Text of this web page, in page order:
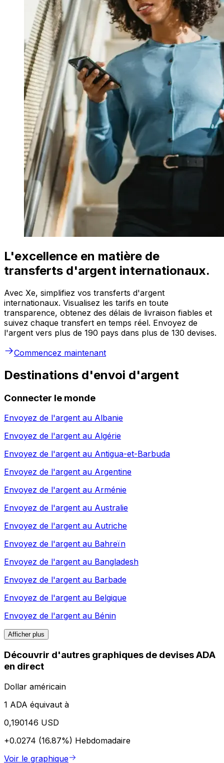
L'excellence en matière de
transferts d'argent internationaux.
Avec Xe, simplifiez vos transferts d'argent
internationaux. Visualisez les tarifs en toute
transparence, obtenez des délais de livraison fiables et
suivez chaque transfert en temps réel. Envoyez de
l'argent vers plus de 190 pays dans plus de 130 devises.
Commencez maintenant
Destinations d'envoi d'argent
Connecter le monde
Envoyez de l'argent au Albanie
Envoyez de l'argent au Algérie
Envoyez de l'argent au Antigua-et-Barbuda
Envoyez de l'argent au Argentine
Envoyez de l'argent au Arménie
Envoyez de l'argent au Australie
Envoyez de l'argent au Autriche
Envoyez de l'argent au Bahreïn
Envoyez de l'argent au Bangladesh
Envoyez de l'argent au Barbade
Envoyez de l'argent au Belgique
Envoyez de l'argent au Bénin
Afficher plus
Découvrir d'autres graphiques de devises ADA
en direct
Dollar américain
1 ADA équivaut à
0,190146 USD
+0.0274 (16.87%) Hebdomadaire
Voir le graphique